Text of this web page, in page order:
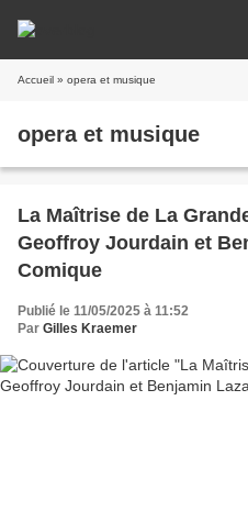
Accueil » opera et musique
opera et musique
La Maîtrise de La
Geoffroy Jourdain et
Comique
Publié le 11/05/2025 à 11:52
Par Gilles Kraemer